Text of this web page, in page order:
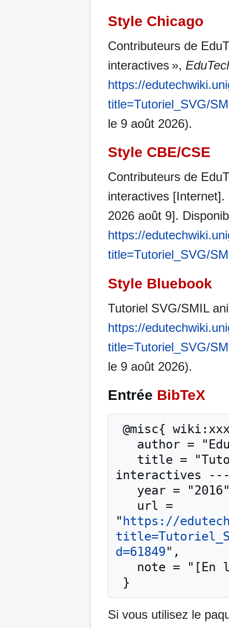
Style Chicago
Contributeurs de
interactives »,
https://
title=Tutoriel_SVG/
le 9 août 2026).
Style CBE/CSE
Contributeurs de
interactives
2026 août 9].
https://
title=Tutoriel_SVG/
Style Bluebook
Tutoriel SVG/SMIL
https://
title=Tutoriel_SVG/
le 9 août 2026).
Entrée BibTeX
interactives
" https://
d=61849",
Si vous utilisez le